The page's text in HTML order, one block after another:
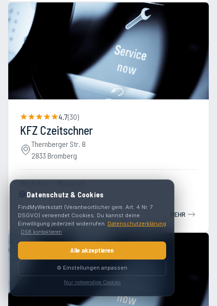
4.7(30)
KFZ Czeitschner
Thernberger Str. 8
2833 Bromberg
Werkstatt Motorrad
MEHR
🍪Datenschutz & Cookies
FindMyWerkstatt (Verantwortlicher gem. Art. 4 Nr. 7
DSGVO) verwendet Cookies. Du kannst deine
Einwilligung jederzeit widerrufen. Datenschutzerklärung
· DSB kontaktieren
Alle akzeptieren
⚙️ Einstellungen anpassen
Nur notwendige Cookies